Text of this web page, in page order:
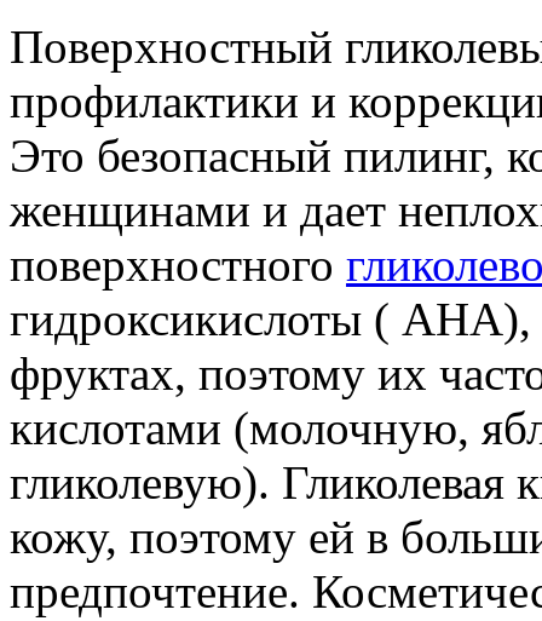
Поверхностный
профилактики и
Это безопасный пилинг,
женщинами и дает
поверхностного
гидроксикислоты (
фруктах, поэтому их
кислотами (молочную,
гликолевую). Гликолевая
кожу, поэтому ей в
предпочтение.